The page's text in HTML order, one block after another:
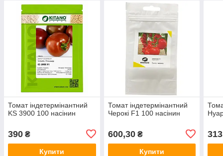
Томат індетермінантний
KS 3900 100 насінин
390 ₴
Купити
Томат індетермінантний
Черокі F1 100 насінин
600,30₴
Купити